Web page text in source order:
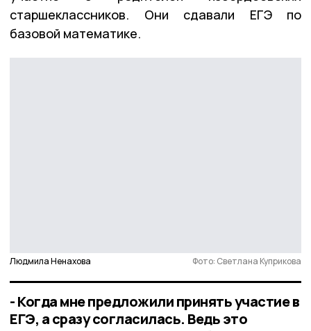
старшеклассников. Они сдавали ЕГЭ по
базовой математике.
Людмила Ненахова Фото: Светлана Куприкова
- Когда мне предложили принять участие в
ЕГЭ, а сразу согласилась. Ведь это